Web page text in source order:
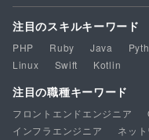
注目のスキルキーワード
PHP Ruby Java
Linux
Swift Kotlin
注目の職種キーワード
フロントエンドエンジニア
インフラエンジニア
ネッ